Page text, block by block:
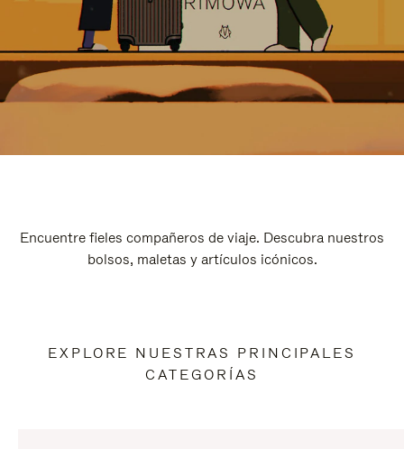
Encuentre fieles compañeros de viaje. Descubra nuestros
bolsos, maletas y artículos icónicos.
EXPLORE NUESTRAS PRINCIPALES
CATEGORÍAS